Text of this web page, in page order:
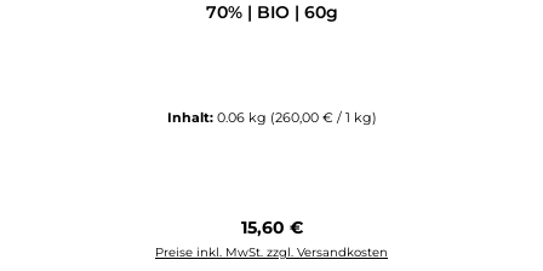
70% | BIO | 60g
Inhalt: 0.06 kg (260,00 € / 1 kg)
Regulärer Preis:
15,60 €
Preise inkl. MwSt. zzgl. Versandkosten